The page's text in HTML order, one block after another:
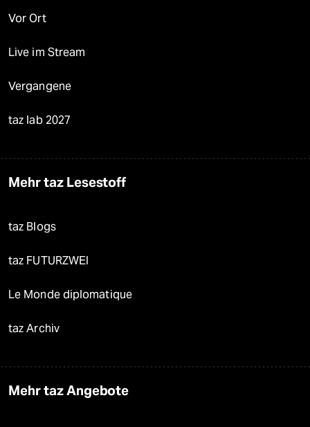
Vor Ort
Live im Stream
Vergangene
taz lab 2027
Mehr taz Lesestoff
taz Blogs
taz FUTURZWEI
Le Monde diplomatique
taz Archiv
Mehr taz Angebote